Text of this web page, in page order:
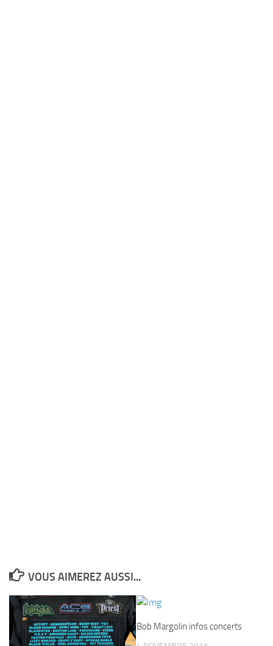
VOUS AIMEREZ AUSSI...
Bob Margolin infos concerts